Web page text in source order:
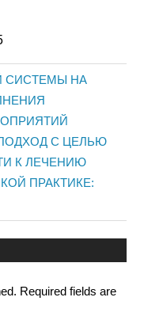
СИСТЕМЫ НА
С ЦЕЛЬЮ
К ЛЕЧЕНИЮ
ПРАКТИКЕ:
Required fields are